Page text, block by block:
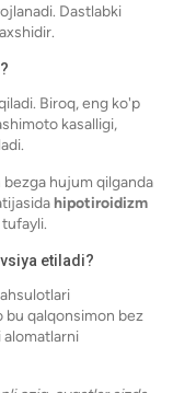
Dastlabki
Biroq, eng ko'p
kasalligi,
hujum qilganda
hipotiroidizm
etiladi?
bu qalqonsimon bez
alomatlarni